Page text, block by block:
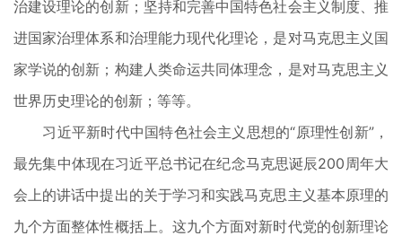
治建设理论的创新；坚持和完善中国特色社会主义制度、推
进国家治理体系和治理能力现代化理论，是对马克思主义国
家学说的创新；构建人类命运共同体理念，是对马克思主义
世界历史理论的创新；等等。
习近平新时代中国特色社会主义思想的“原理性创新”，
最先集中体现在习近平总书记在纪念马克思诞辰200周年大
会上的讲话中提出的关于学习和实践马克思主义基本原理的
九个方面整体性概括上。这九个方面对新时代党的创新理论